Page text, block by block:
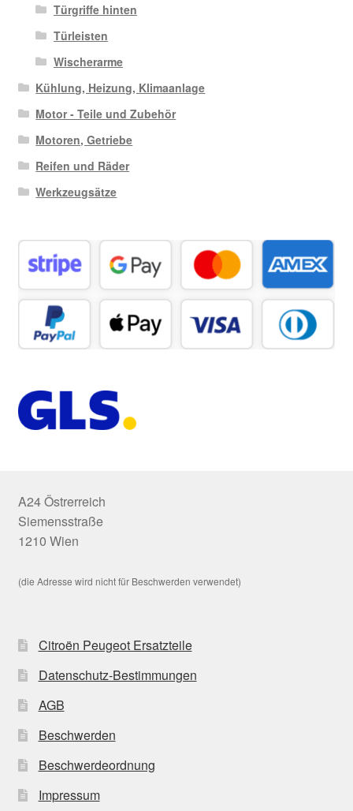
Türgriffe hinten
Türleisten
Wischerarme
Kühlung, Heizung, Klimaanlage
Motor - Teile und Zubehör
Motoren, Getriebe
Reifen und Räder
Werkzeugsätze
A24 Östrerreich
Siemensstraße
1210 Wien
(die Adresse wird nicht für Beschwerden verwendet)
Citroën Peugeot Ersatzteile
Datenschutz-Bestimmungen
AGB
Beschwerden
Beschwerdeordnung
Impressum